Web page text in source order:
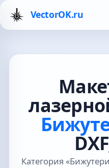
VectorOK.ru
Категория